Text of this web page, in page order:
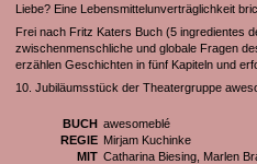
Liebe? Eine Lebensmittelunverträglichkeit
Frei nach Fritz Katers Buch (5 ingredientes
zwischenmenschliche und globale Fragen
erzählen Geschichten in fünf Kapiteln und
10. Jubiläumsstück der Theatergruppe
BUCH awesomeblé
REGIE Mirjam Kuchinke
MIT Catharina Biesing, Marlen